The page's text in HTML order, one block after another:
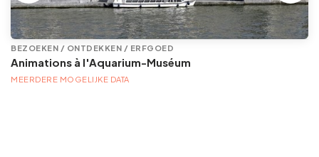
BEZOEKEN / ONTDEKKEN / ERFGOED
Animations à l'Aquarium-Muséum
MEERDERE MOGELIJKE DATA